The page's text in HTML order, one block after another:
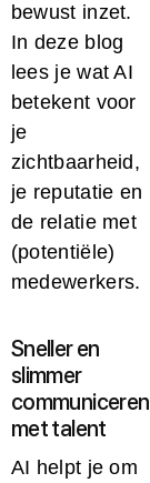
bewust inzet.
In deze blog
lees je wat AI
betekent voor
je
zichtbaarheid,
je reputatie en
de relatie met
(potentiële)
medewerkers.
Sneller en
slimmer
communiceren
met talent
AI helpt je om